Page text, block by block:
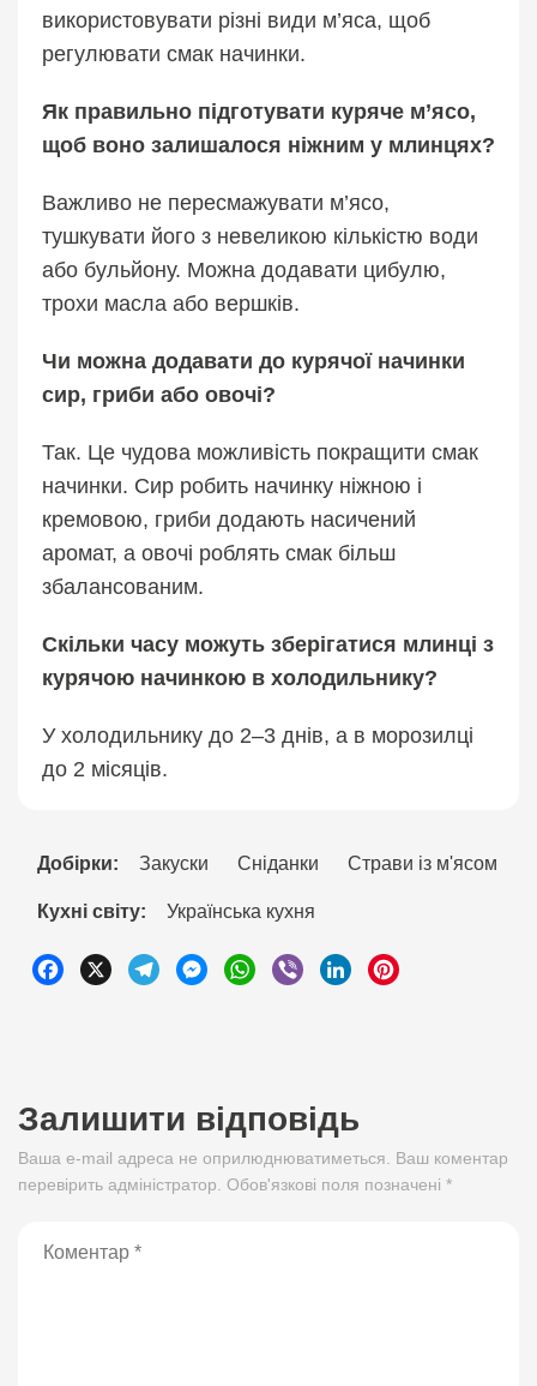
використовувати різні види м’яса, щоб
регулювати смак начинки.
Як правильно підготувати куряче м’ясо,
щоб воно залишалося ніжним у млинцях?
Важливо не пересмажувати м’ясо,
тушкувати його з невеликою кількістю води
або бульйону. Можна додавати цибулю,
трохи масла або вершків.
Чи можна додавати до курячої начинки
сир, гриби або овочі?
Так. Це чудова можливість покращити смак
начинки. Сир робить начинку ніжною і
кремовою, гриби додають насичений
аромат, а овочі роблять смак більш
збалансованим.
Скільки часу можуть зберігатися млинці з
курячою начинкою в холодильнику?
У холодильнику до 2–3 днів, а в морозилці
до 2 місяців.
Добірки: Закyски Снідaнки Страви із м'ясом
Кухні світу: Українськa кухня
Facebook TelegramMessengerWhatsApp
Viber LinkedIn
Залишити відповідь
Ваша e-mail адреса не оприлюднюватиметься. Ваш коментар
перевірить адміністратор. Обов'язкові поля позначені *